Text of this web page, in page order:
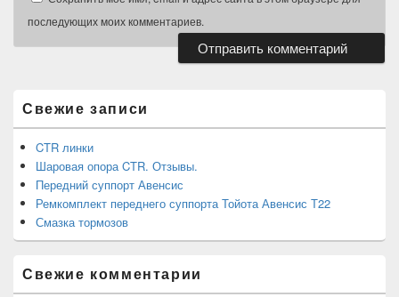
последующих моих комментариев.
боковой
панели
Свежие записи
CTR линки
Шаровая опора CTR. Отзывы.
Передний суппорт Авенсис
Ремкомплект переднего суппорта Тойота Авенсис Т22
Смазка тормозов
Свежие комментарии